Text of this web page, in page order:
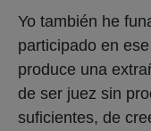
Yo también he
participado en
produce una
de ser juez sin
suficientes, de